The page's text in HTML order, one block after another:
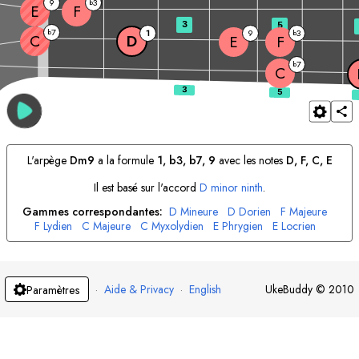
C b7
C b7 D 1 E 9 F b3
E F
3 5
L'arpège Dm9 a la formule 1, b3, b7, 9 avec les notes D, F, C, E
Il est basé sur l'accord D minor ninth.
Gammes correspondantes: D Mineure D Dorien F Majeure
F Lydien C Majeure C Myxolydien E Phrygien E Locrien
Paramètres · Aide & Privacy · English UkeBuddy © 2010